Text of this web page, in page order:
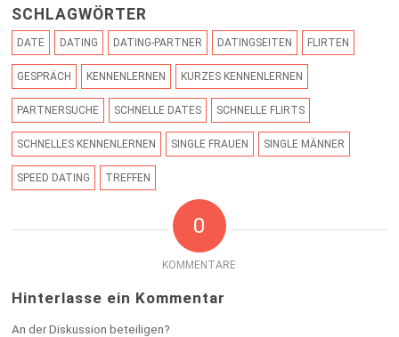
SCHLAGWÖRTER
DATE DATING DATING-PARTNER DATINGSEITEN FLIRTEN
GESPRÄCH KENNENLERNEN KURZES KENNENLERNEN
PARTNERSUCHE SCHNELLE DATES SCHNELLE FLIRTS
SCHNELLES KENNENLERNEN SINGLE FRAUEN SINGLE MÄNNER
SPEED DATING TREFFEN
0
KOMMENTARE
Hinterlasse ein Kommentar
An der Diskussion beteiligen?